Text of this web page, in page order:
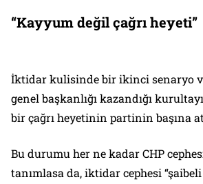
“Kayyum değil çağrı heyeti”
İktidar kulisinde bir ikinci senaryo
genel başkanlığı kazandığı
bir çağrı heyetinin partinin başına
Bu durumu her ne kadar CHP
tanımlasa da, iktidar cephesi